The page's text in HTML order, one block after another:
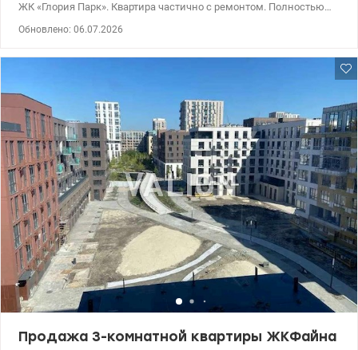
ЖК «Глория Парк». Квартира частично с ремонтом. Полностью
Кондиционеры в каждом помещении (3 комнаты и кухня),
принудительная вентиляция всей квартиры с очисткой воздуха
(установка находится на остекленной лоджии), стиральная
машина и сушильная машинка на 10 кг, посудомоечная
машинка, резервное питание, бак нагрева воды на 200л,
холодильник, индукционная батареях, управление через Apple
Home. Продается вместе со стройматериалами и рабочим
инструментом. 044 200 10 80 valion.ua/1144648
Обновлено: 06.07.2026
Продажа 3-комнатной квартиры ЖКФайна